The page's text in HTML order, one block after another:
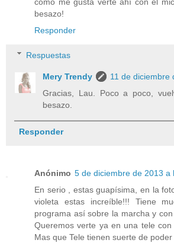
besazo!
Responder
Respuestas
Mery Trendy
11 de diciembre
Gracias, Lau. Poco a poco,
besazo.
Responder
Anónimo 5 de diciembre de 2013 a
En serio , estas guapísima, en la
violeta estas increíble!!! Tiene
programa así sobre la marcha y
Queremos verte ya en una tele
Mas que Tele tienen suerte de poder